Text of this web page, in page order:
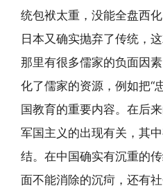
统包袱太重，没能全盘西
日本又确实抛弃了传统，
那里有很多儒家的负面因
化了儒家的资源，例如把“
国教育的重要内容。在后
军国主义的出现有关，其
结。在中国确实有沉重的
面不能消除的沉疴，还有